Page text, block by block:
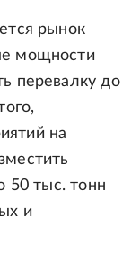
рынок
мощности
перевалку до
на
50 тыс. тонн
и